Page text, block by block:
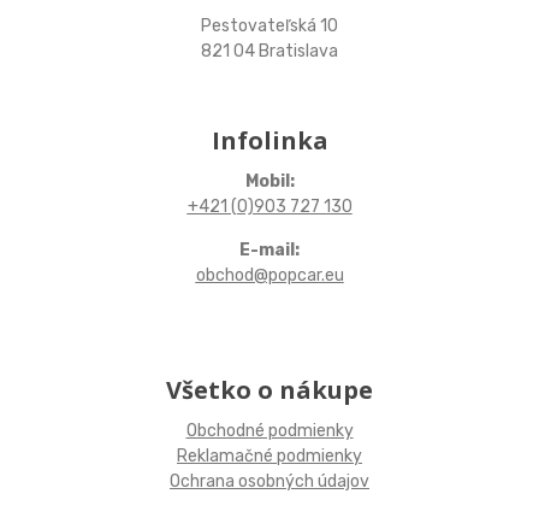
Pestovateľská 10
821 04 Bratislava
Infolinka
Mobil:
+421 (0)903 727 130
E-mail:
obchod@popcar.eu
Všetko o nákupe
Obchodné podmienky
Reklamačné podmienky
Ochrana osobných údajov